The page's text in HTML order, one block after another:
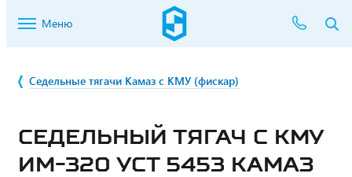
Меню
Седельные тягачи Камаз с КМУ (фискар)
СЕДЕЛЬНЫЙ ТЯГАЧ С КМУ
ИМ-320 УСТ 5453 КАМАЗ